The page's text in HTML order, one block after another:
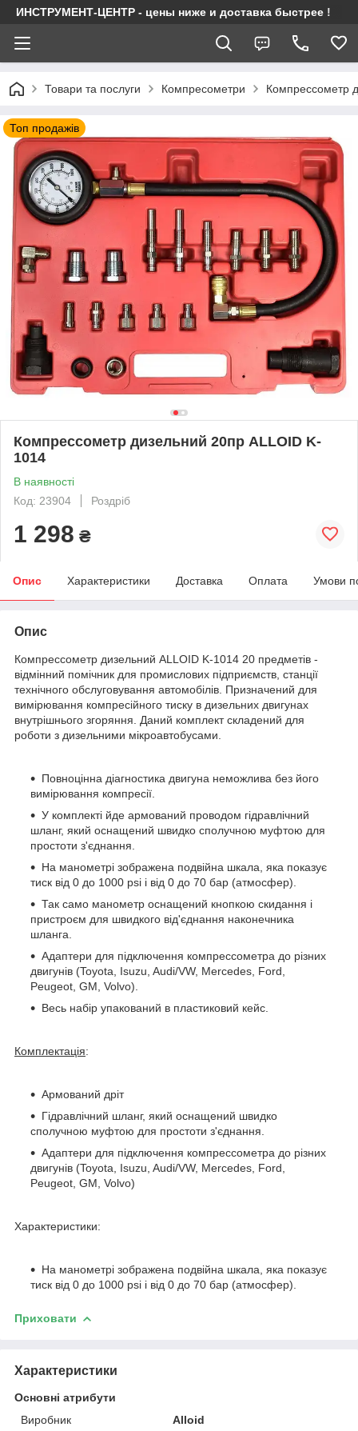
ИНСТРУМЕНТ-ЦЕНТР - цены ниже и доставка быстрее !
Товари та послуги Компресометри Компрессометр
Топ продажів
Компрессометр дизельний 20пр ALLOID K-
1014
В наявності
Код: 23904
Роздріб
1 298 ₴
Опис Характеристики Доставка Оплата Умови
Опис
Компрессометр дизельний ALLOID K-1014 20 предметів -
відмінний помічник для промислових підприємств, станції
технічного обслуговування автомобілів. Призначений для
вимірювання компресійного тиску в дизельних двигунах
внутрішнього згоряння. Даний комплект складений для
роботи з дизельними мікроавтобусами.
Повноцінна діагностика двигуна неможлива без його
вимірювання компресії.
У комплекті йде армований проводом гідравлічний
шланг, який оснащений швидко сполучною муфтою для
простоти з'єднання.
На манометрі зображена подвійна шкала, яка показує
тиск від 0 до 1000 psi і від 0 до 70 бар (атмосфер).
Так само манометр оснащений кнопкою скидання і
пристроєм для швидкого від'єднання наконечника
шланга.
Адаптери для підключення компрессометра до різних
двигунів (Toyota, Isuzu, Audi/VW, Mercedes, Ford,
Peugeot, GM, Volvo).
Весь набір упакований в пластиковий кейс.
Комплектація:
Армований дріт
Гідравлічний шланг, який оснащений швидко
сполучною муфтою для простоти з'єднання.
Адаптери для підключення компрессометра до різних
двигунів (Toyota, Isuzu, Audi/VW, Mercedes, Ford,
Peugeot, GM, Volvo)
Характеристики:
На манометрі зображена подвійна шкала, яка показує
тиск від 0 до 1000 psi і від 0 до 70 бар (атмосфер).
Приховати
Характеристики
Основні атрибути
Виробник
Alloid